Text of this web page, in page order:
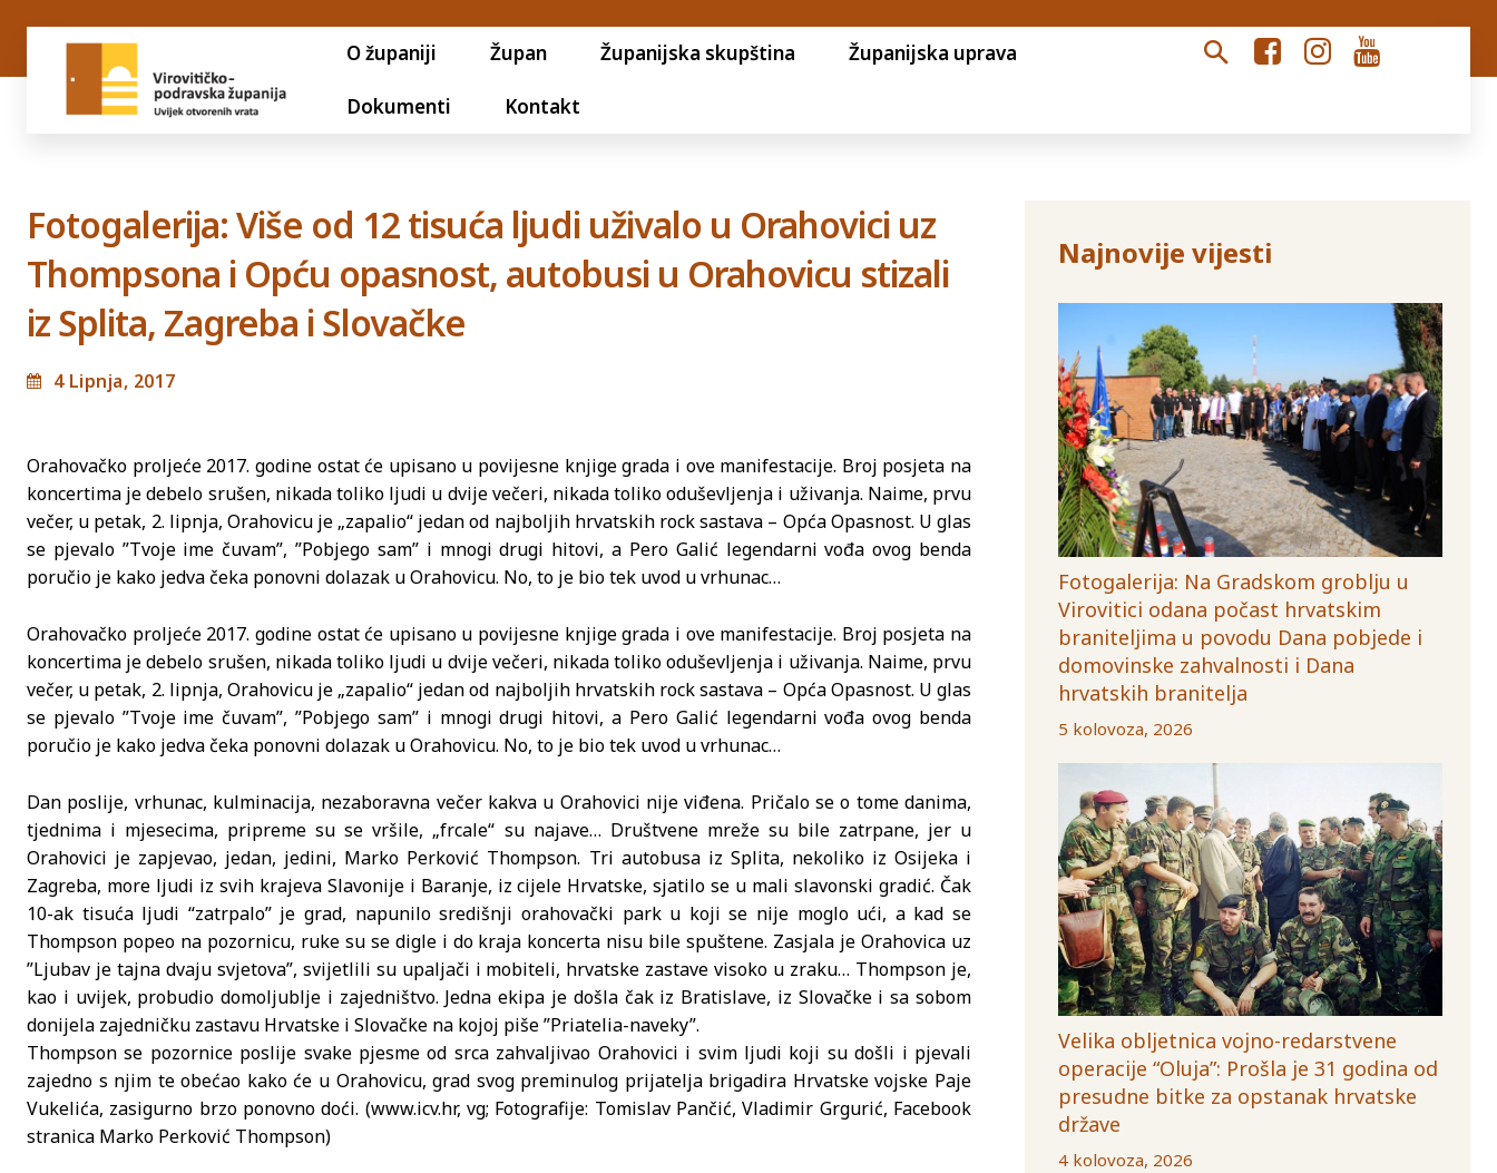
O županiji Župan Županijska skupština Županijska uprava
Dokumenti Kontakt
Fotogalerija: Više od 12 tisuća ljudi uživalo u Orahovici uz
Thompsona i Opću opasnost, autobusi u Orahovicu stizali
iz Splita, Zagreba i Slovačke
4 Lipnja, 2017
Orahovačko proljeće 2017. godine ostat će upisano u povijesne knjige grada i ove manifestacije. Broj posjeta na
koncertima je debelo srušen, nikada toliko ljudi u dvije večeri, nikada toliko oduševljenja i uživanja. Naime, prvu
večer, u petak, 2. lipnja, Orahovicu je „zapalio“ jedan od najboljih hrvatskih rock sastava – Opća Opasnost. U glas
se pjevalo ”Tvoje ime čuvam”, ”Pobjego sam” i mnogi drugi hitovi, a Pero Galić legendarni vođa ovog benda
poručio je kako jedva čeka ponovni dolazak u Orahovicu. No, to je bio tek uvod u vrhunac…
Orahovačko proljeće 2017. godine ostat će upisano u povijesne knjige grada i ove manifestacije. Broj posjeta na
koncertima je debelo srušen, nikada toliko ljudi u dvije večeri, nikada toliko oduševljenja i uživanja. Naime, prvu
večer, u petak, 2. lipnja, Orahovicu je „zapalio“ jedan od najboljih hrvatskih rock sastava – Opća Opasnost. U glas
se pjevalo ”Tvoje ime čuvam”, ”Pobjego sam” i mnogi drugi hitovi, a Pero Galić legendarni vođa ovog benda
poručio je kako jedva čeka ponovni dolazak u Orahovicu. No, to je bio tek uvod u vrhunac…
Dan poslije, vrhunac, kulminacija, nezaboravna večer kakva u Orahovici nije viđena. Pričalo se o tome danima,
tjednima i mjesecima, pripreme su se vršile, „frcale“ su najave… Društvene mreže su bile zatrpane, jer u
Orahovici je zapjevao, jedan, jedini, Marko Perković Thompson. Tri autobusa iz Splita, nekoliko iz Osijeka i
Zagreba, more ljudi iz svih krajeva Slavonije i Baranje, iz cijele Hrvatske, sjatilo se u mali slavonski gradić. Čak
10-ak tisuća ljudi “zatrpalo” je grad, napunilo središnji orahovački park u koji se nije moglo ući, a kad se
Thompson popeo na pozornicu, ruke su se digle i do kraja koncerta nisu bile spuštene. Zasjala je Orahovica uz
”Ljubav je tajna dvaju svjetova”, svijetlili su upaljači i mobiteli, hrvatske zastave visoko u zraku… Thompson je,
kao i uvijek, probudio domoljublje i zajedništvo. Jedna ekipa je došla čak iz Bratislave, iz Slovačke i sa sobom
donijela zajedničku zastavu Hrvatske i Slovačke na kojoj piše ”Priatelia-naveky”.
Thompson se pozornice poslije svake pjesme od srca zahvaljivao Orahovici i svim ljudi koji su došli i pjevali
zajedno s njim te obećao kako će u Orahovicu, grad svog preminulog prijatelja brigadira Hrvatske vojske Paje
Vukelića, zasigurno brzo ponovno doći. (www.icv.hr, vg; Fotografije: Tomislav Pančić, Vladimir Grgurić, Facebook
stranica Marko Perković Thompson)
Najnovije vijesti
Fotogalerija: Na Gradskom groblju u
Virovitici odana počast hrvatskim
braniteljima u povodu Dana pobjede i
domovinske zahvalnosti i Dana
hrvatskih branitelja
5 kolovoza, 2026
Velika obljetnica vojno-redarstvene
operacije “Oluja”: Prošla je 31 godina od
presudne bitke za opstanak hrvatske
države
4 kolovoza, 2026